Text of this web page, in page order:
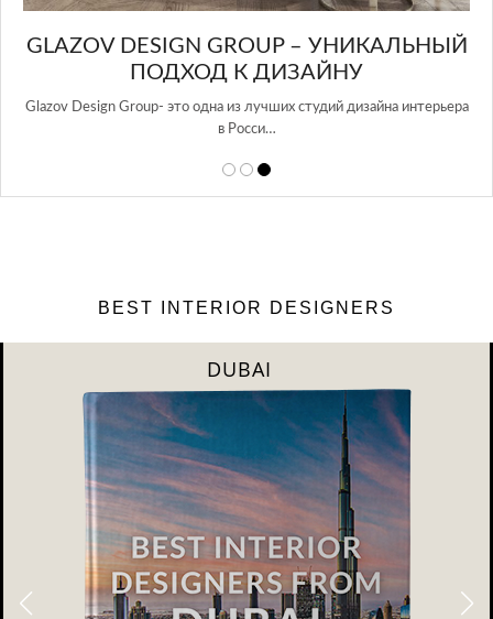
GLAZOV DESIGN GROUP – УНИКАЛЬНЫЙ
ПОДХОД К ДИЗАЙНУ
Glazov Design Group- это одна из лучших студий дизайна интерьера
в Росси…
BEST INTERIOR DESIGNERS
DUBAI